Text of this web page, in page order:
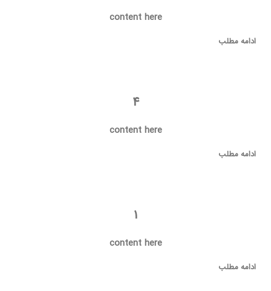
content here
ادامه مطلب
4
content here
ادامه مطلب
1
content here
ادامه مطلب